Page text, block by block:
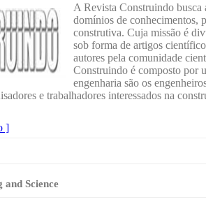
A Revista Construindo busca
domínios de conhecimentos,
construtiva. Cuja missão é
sob forma de artigos
autores pela comunidade
Construindo é composto por
engenharia são os
e trabalhadores interessados na
]
and Science